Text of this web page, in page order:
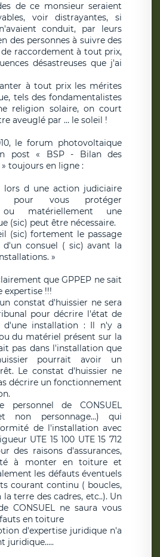
de ce monsieur seraient
voir distrayantes, si
conduit, par leurs
des personnes à suivre des
raccordement à tout prix,
désastreuses que j'ai
à tout prix les mérites
tels des fondamentalistes
religion solaire, on court
aveuglé par … le soleil !
le forum photovoltaique
post « BSP - Bilan des
toujours en ligne :
lors d une action judiciaire
pour vous protéger
ou matériellement une
(sic) peut être nécessaire.
(sic) fortement le passage
consuel ( sic) avant la
»
que GPPEP ne sait
expertise !!!
constat d'huissier ne sera
pour décrire l'état de
d'une installation : Il n'y a
du matériel présent sur la
pas dans l'installation que
pourrait avoir un
Le constat d'huissier ne
décrire un fonctionnement
personnel de CONSUEL
non personnage...) qui
de l'installation avec
UTE 15 100 UTE 15 712
des raisons d'assurances,
à monter en toiture et
les défauts éventuels
courant continu ( boucles,
terre des cadres, etc..). Un
CONSUEL ne saura vous
en toiture
d'expertise juridique n'a
juridique.....